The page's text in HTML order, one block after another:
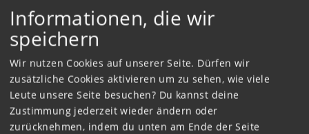
ich Tina voll!👎🏻 Bibi ist tausendmal
besser!👱🏻‍♀️👍🏻
grdssdxxy
27.05.2024 - 19:37
Ich habe einen Tinker ( Schwarz -
Weiß)im Angebot.
Level 3(64%)
Informationen, die wir
speichern
Wir nutzen Cookies auf unserer Seite. Dürfen wir
zusätzliche Cookies aktivieren um zu sehen, wie viele
Leute unsere Seite besuchen? Du kannst deine
Zustimmung jederzeit wieder ändern oder
zurücknehmen, indem du unten am Ende der Seite